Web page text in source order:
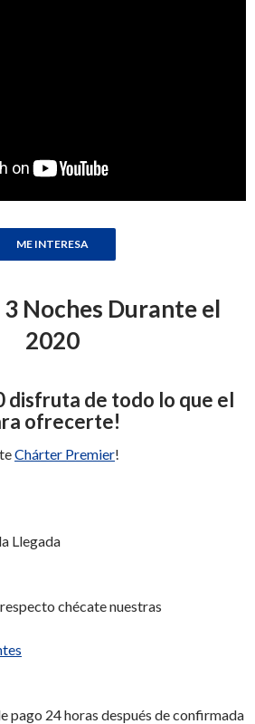
Noches Durante el
2020
disfruta de todo lo que el
ofrecerte!
Chárter Premier!
Llegada
chécate nuestras
pago 24 horas después de confirmada